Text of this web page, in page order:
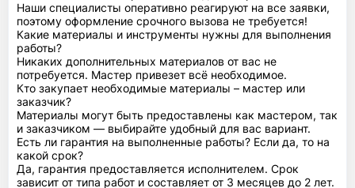
Наши специалисты оперативно реагируют на все заявки,
поэтому оформление срочного вызова не требуется!
Какие материалы и инструменты нужны для выполнения
работы?
Никаких дополнительных материалов от вас не
потребуется. Мастер привезет всё необходимое.
Кто закупает необходимые материалы – мастер или
заказчик?
Материалы могут быть предоставлены как мастером, так
и заказчиком — выбирайте удобный для вас вариант.
Есть ли гарантия на выполненные работы? Если да, то на
какой срок?
Да, гарантия предоставляется исполнителем. Срок
зависит от типа работ и составляет от 3 месяцев до 2 лет.